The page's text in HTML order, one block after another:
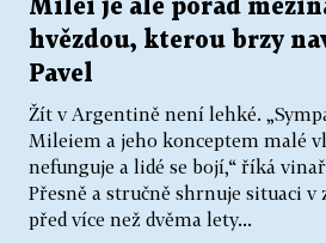
Milei je ale pořád
hvězdou, kterou brzy
Pavel
Žít v Argentině není lehké.
Mileiem a jeho konceptem malé
nefunguje a lidé se bojí,“ říká
Přesně a stručně shrnuje situaci
před více než dvěma lety...